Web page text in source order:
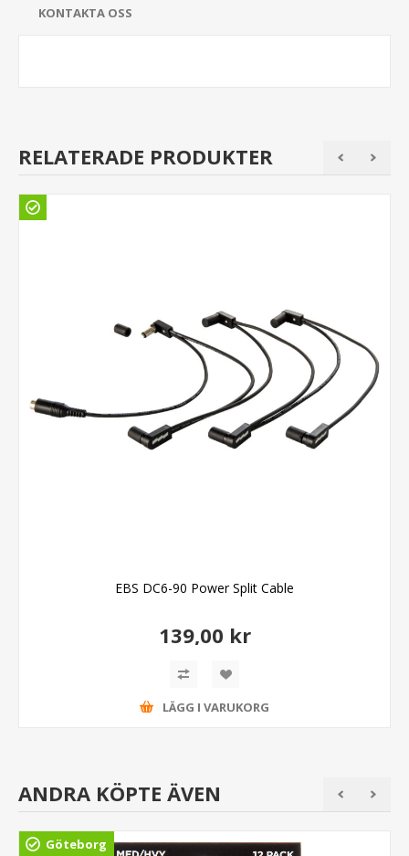
KONTAKTA OSS
RELATERADE PRODUKTER
EBS DC6-90 Power Split Cable
139,00 kr
LÄGG I VARUKORG
ANDRA KÖPTE ÄVEN
Göteborg